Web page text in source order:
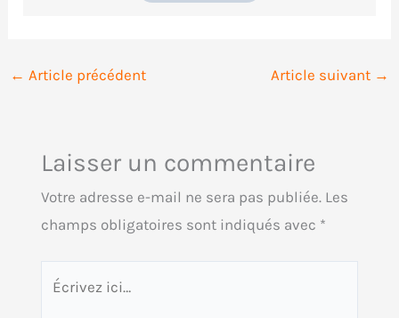
← Article précédent Article suivant →
Laisser un commentaire
Votre adresse e-mail ne sera pas publiée. Les
champs obligatoires sont indiqués avec *
Écrivez